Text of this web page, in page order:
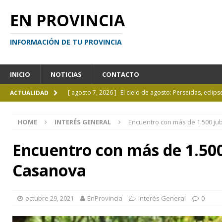
EN PROVINCIA
INFORMACIÓN DE TU PROVINCIA
INICIO NOTICIAS CONTACTO
ACTUALIDAD [ agosto 7, 2026 ] El cielo de agosto: Perseidas,
[ agosto 6, 2026 ]
Calendario de eventos turísticos
La UCALP incorpora la
Inhabilitado por realizar
HOME INTERÉS GENERAL Encuentro con más de 1.500
Encuentro con más de
Casanova
octubre 29, 2021 EnProvincia Interés General 0